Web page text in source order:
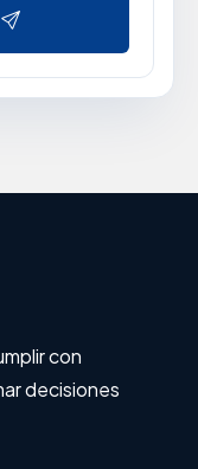
con
decisiones